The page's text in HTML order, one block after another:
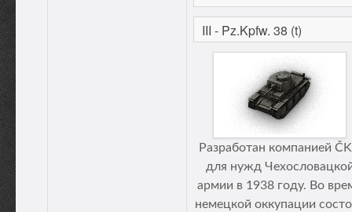
Разработан компанией
для нужд
армии в 1938 году. Во
немецкой оккупации